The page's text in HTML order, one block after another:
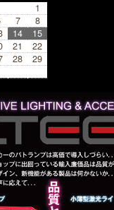
1
7
8
14
15
21
22
28
29